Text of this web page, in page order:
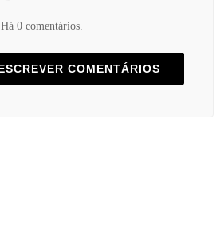
Há 0 comentários.
COMENTÁRIOS